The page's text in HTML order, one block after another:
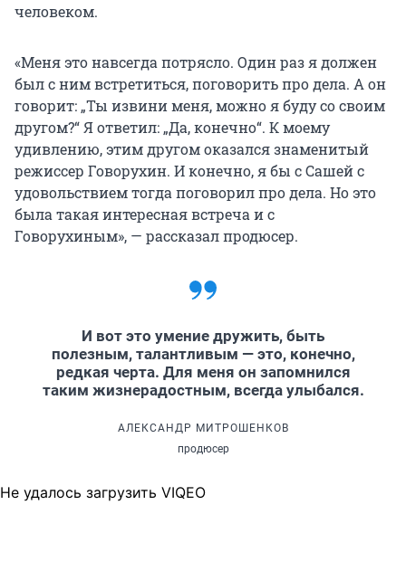
человеком.
«Меня это навсегда потрясло. Один раз я должен
был с ним встретиться, поговорить про дела. А он
говорит: „Ты извини меня, можно я буду со своим
другом?“ Я ответил: „Да, конечно“. К моему
удивлению, этим другом оказался знаменитый
режиссер Говорухин. И конечно, я бы с Сашей с
удовольствием тогда поговорил про дела. Но это
была такая интересная встреча и с
Говорухиным», — рассказал продюсер.
И вот это умение дружить, быть
полезным, талантливым — это, конечно,
редкая черта. Для меня он запомнился
таким жизнерадостным, всегда улыбался.
АЛЕКСАНДР МИТРОШЕНКОВ
продюсер
Не удалось загрузить VIQEO